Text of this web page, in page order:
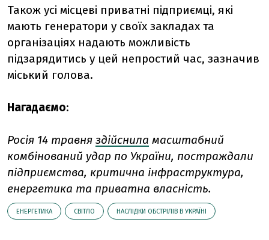
Також усі місцеві приватні підприємці, які
мають генератори у своїх закладах та
організаціях надають можливість
підзарядитись у цей непростий час, зазначив
міський голова.
Нагадаємо:
Росія 14 травня здійснила масштабний
комбінований удар по України, постраждали
підприємства, критична інфраструктура,
енергетика та приватна власність.
ЕНЕРГЕТИКА СВІТЛО НАСЛІДКИ ОБСТРІЛІВ В УКРАЇНІ